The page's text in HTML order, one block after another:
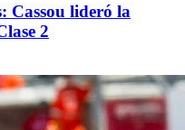
Cassou lideró la
2